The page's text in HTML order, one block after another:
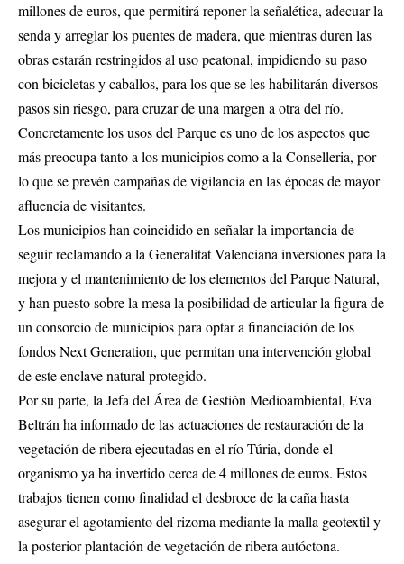
millones de euros, que permitirá reponer la señalética, adecuar la
senda y arreglar los puentes de madera, que mientras duren las
obras estarán restringidos al uso peatonal, impidiendo su paso
con bicicletas y caballos, para los que se les habilitarán diversos
pasos sin riesgo, para cruzar de una margen a otra del río.
Concretamente los usos del Parque es uno de los aspectos que
más preocupa tanto a los municipios como a la Conselleria, por
lo que se prevén campañas de vigilancia en las épocas de mayor
afluencia de visitantes.
Los municipios han coincidido en señalar la importancia de
seguir reclamando a la Generalitat Valenciana inversiones para la
mejora y el mantenimiento de los elementos del Parque Natural,
y han puesto sobre la mesa la posibilidad de articular la figura de
un consorcio de municipios para optar a financiación de los
fondos Next Generation, que permitan una intervención global
de este enclave natural protegido.
Por su parte, la Jefa del Área de Gestión Medioambiental, Eva
Beltrán ha informado de las actuaciones de restauración de la
vegetación de ribera ejecutadas en el río Túria, donde el
organismo ya ha invertido cerca de 4 millones de euros. Estos
trabajos tienen como finalidad el desbroce de la caña hasta
asegurar el agotamiento del rizoma mediante la malla geotextil y
la posterior plantación de vegetación de ribera autóctona.